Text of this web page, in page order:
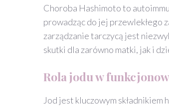
Choroba Hashimoto to
prowadząc do jej przewlekłego
zarządzanie tarczycą jest
skutki dla zarówno matki, jak i
Rola jodu w
Jod jest kluczowym